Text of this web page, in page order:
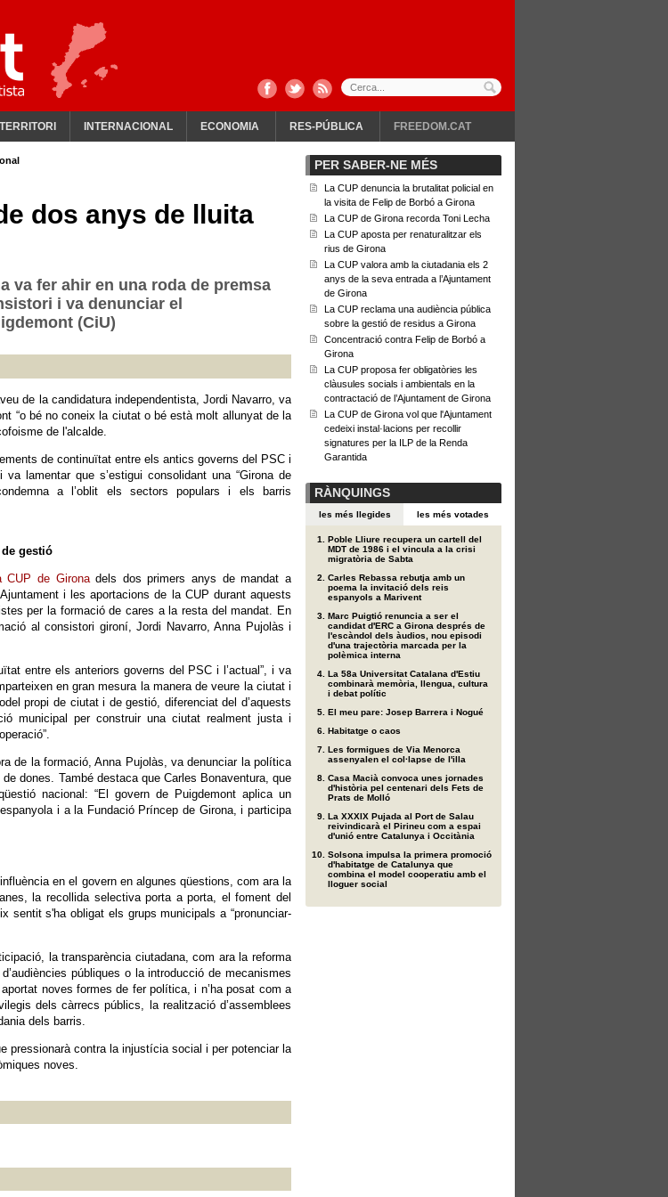
TERRITORI INTERNACIONAL ECONOMIA RES-PÚBLICA FREEDOM.CAT
dos anys de lluita
va fer ahir en una roda de premsa
i va denunciar el
(CiU)
de la candidatura independentista, Jordi Navarro, va
“o bé no coneix la ciutat o bé està molt allunyat de la
de l'alcalde.
de continuïtat entre els antics governs del PSC i
va lamentar que s’estigui consolidant una “Girona de
a l’oblit els sectors populars i els barris
gestió
CUP de Gironadels dos primers anys de mandat a
i les aportacions de la CUP durant aquests
per la formació de cares a la resta del mandat. En
al consistori gironí, Jordi Navarro, Anna Pujolàs i
entre els anteriors governs del PSC i l’actual”, i va
en gran mesura la manera de veure la ciutat i
propi de ciutat i de gestió, diferenciat del d’aquests
municipal per construir una ciutat realment justa i
de la formació, Anna Pujolàs, va denunciar la política
dones. També destaca que Carles Bonaventura, que
nacional: “El govern de Puigdemont aplica un
i a la Fundació Príncep de Girona, i participa
en el govern en algunes qüestions, com ara la
la recollida selectiva porta a porta, el foment del
s'ha obligat els grups municipals a “pronunciar-
la transparència ciutadana, com ara la reforma
públiques o la introducció de mecanismes
noves formes de fer política, i n’ha posat com a
dels càrrecs públics, la realització d’assemblees
dels barris.
pressionarà contra la injustícia social i per potenciar la
noves.
PER SABER-NE MÉS
La CUP denuncia la brutalitat policial en
la visita de Felip de Borbó a Girona
La CUP de Girona recorda Toni Lecha
La CUP aposta per renaturalitzar els
rius de Girona
La CUP valora amb la ciutadania els 2
anys de la seva entrada a l’Ajuntament
de Girona
La CUP reclama una audiència pública
sobre la gestió de residus a Girona
Concentració contra Felip de Borbó a
Girona
La CUP proposa fer obligatòries les
clàusules socials i ambientals en la
contractació de l’Ajuntament de Girona
La CUP de Girona vol que l'Ajuntament
cedeixi instal·lacions per recollir
signatures per la ILP de la Renda
Garantida
RÀNQUINGS
les més llegides les més votades
Poble Lliure recupera un cartell del
MDT de 1986 i el vincula a la crisi
migratòria de Sabta
Carles Rebassa rebutja amb un
poema la invitació dels reis
espanyols a Marivent
Marc Puigtió renuncia a ser el
candidat d'ERC a Girona després de
l'escàndol dels àudios, nou episodi
d'una trajectòria marcada per la
polèmica interna
La 58a Universitat Catalana d'Estiu
combinarà memòria, llengua, cultura
i debat polític
El meu pare: Josep Barrera i Nogué
Habitatge o caos
Les formigues de Via Menorca
assenyalen el col·lapse de l'illa
Casa Macià convoca unes jornades
d'història pel centenari dels Fets de
Prats de Molló
La XXXIX Pujada al Port de Salau
reivindicarà el Pirineu com a espai
d'unió entre Catalunya i Occitània
Solsona impulsa la primera promoció
d'habitatge de Catalunya que
combina el model cooperatiu amb el
lloguer social